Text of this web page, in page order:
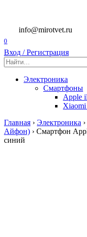
содержанию
info@mirotvet.ru
0
Вход / Регистрация
Search
for:
Электроника
Смартфоны
Apple
Главная › Электроника ›
Айфон) › Смартфон
синий